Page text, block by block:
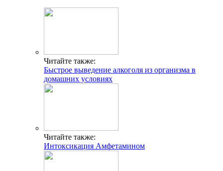
Читайте также:
Быстрое выведение алкоголя из организма в
домашних условиях
Читайте также:
Интоксикация Амфетамином